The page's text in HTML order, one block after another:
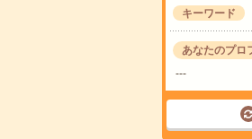
キーワード
あなたのプロ
---